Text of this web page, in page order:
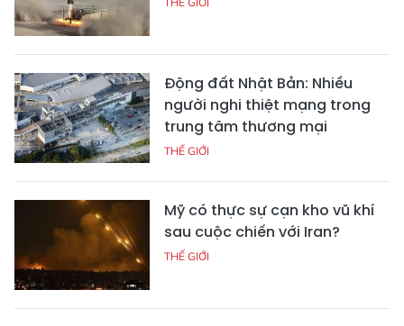
Động đất Nhật Bản: Nhiều
người nghi thiệt mạng trong
trung tâm thương mại
THẾ GIỚI
Mỹ có thực sự cạn kho vũ khí
sau cuộc chiến với Iran?
THẾ GIỚI